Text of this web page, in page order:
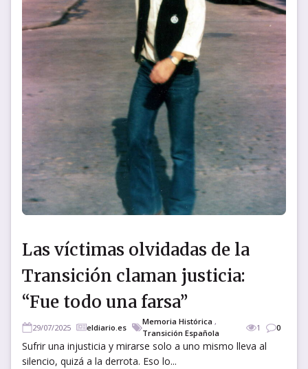
Las víctimas olvidadas de la
Transición claman justicia:
“Fue todo una farsa”
29/07/2025 eldiario.es
Memoria Histórica ,
Transición Española
1 0
Sufrir una injusticia y mirarse solo a uno mismo lleva al
silencio, quizá a la derrota. Eso lo...